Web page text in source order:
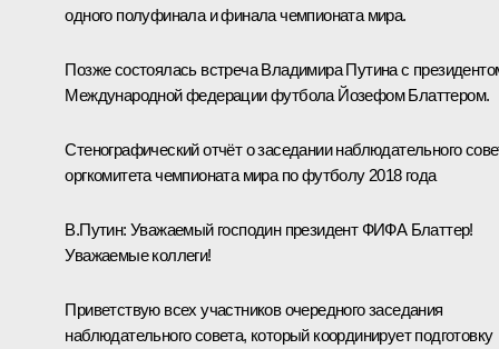
одного полуфинала и финала чемпионата мира.
Позже состоялась встреча Владимира Путина с
Международной федерации футбола Йозефом Блаттером.
Стенографический отчёт о заседании наблюдательного
оргкомитета чемпионата мира по футболу 2018 года
В.Путин: Уважаемый господин президент ФИФА Блаттер!
Уважаемые коллеги!
Приветствую всех участников очередного заседания
наблюдательного совета, который координирует подготовку